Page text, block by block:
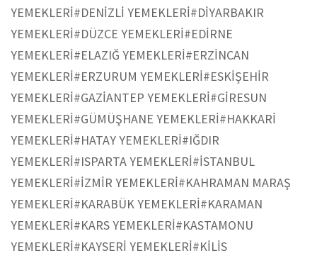
YEMEKLERİ#DENİZLİ YEMEKLERİ#DİYARBAKIR
YEMEKLERİ#DÜZCE YEMEKLERİ#EDİRNE
YEMEKLERİ#ELAZIĞ YEMEKLERİ#ERZİNCAN
YEMEKLERİ#ERZURUM YEMEKLERİ#ESKİŞEHİR
YEMEKLERİ#GAZİANTEP YEMEKLERİ#GİRESUN
YEMEKLERİ#GÜMÜŞHANE YEMEKLERİ#HAKKARİ
YEMEKLERİ#HATAY YEMEKLERİ#IĞDIR
YEMEKLERİ#ISPARTA YEMEKLERİ#İSTANBUL
YEMEKLERİ#İZMİR YEMEKLERİ#KAHRAMAN MARAŞ
YEMEKLERİ#KARABÜK YEMEKLERİ#KARAMAN
YEMEKLERİ#KARS YEMEKLERİ#KASTAMONU
YEMEKLERİ#KAYSERİ YEMEKLERİ#KİLİS